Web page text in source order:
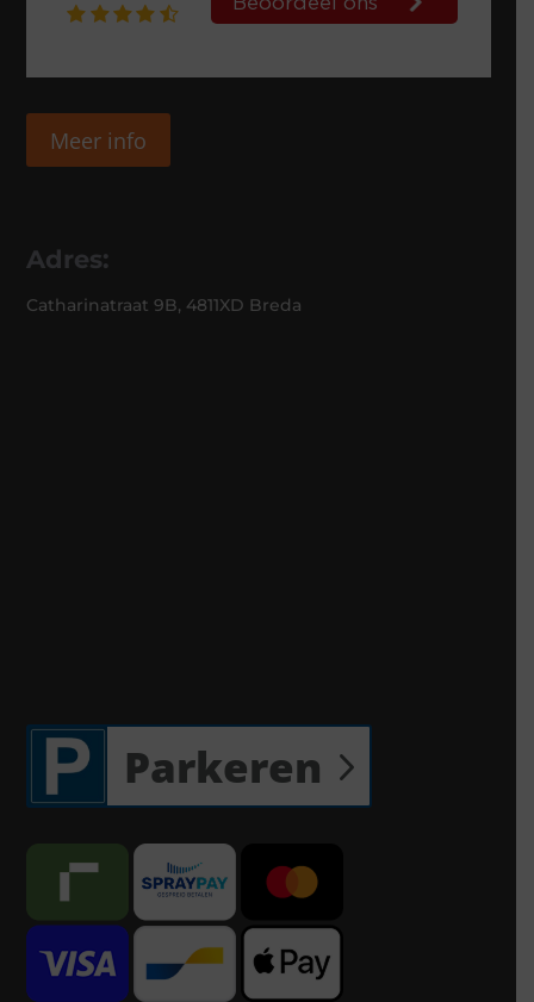
Meer info
Adres:
Catharinatraat 9B, 4811XD Breda
Parkeren